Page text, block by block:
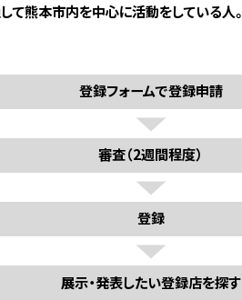
て熊本市内を中心に活動をしている人。
登録フォームで登録申請
審査（2週間程度）
登録
展示・発表したい登録店を探す